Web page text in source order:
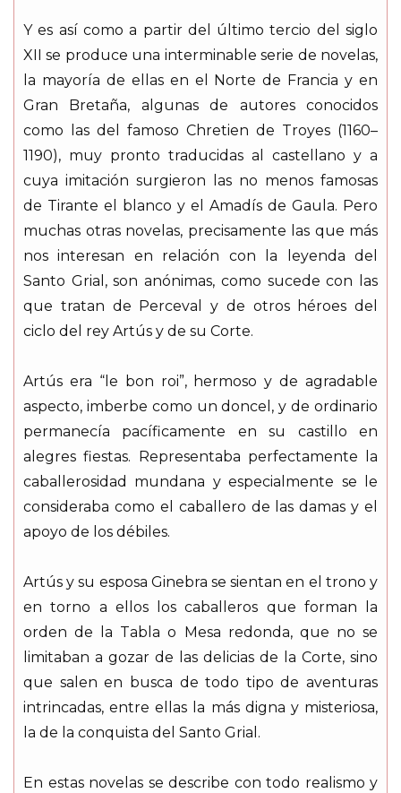
Y es así como a partir del último tercio del siglo
XII se produce una interminable serie de novelas,
la mayoría de ellas en el Norte de Francia y en
Gran Bretaña, algunas de autores conocidos
como las del famoso Chretien de Troyes (1160–
1190), muy pronto traducidas al castellano y a
cuya imitación surgieron las no menos famosas
de Tirante el blanco y el Amadís de Gaula. Pero
muchas otras novelas, precisamente las que más
nos interesan en relación con la leyenda del
Santo Grial, son anónimas, como sucede con las
que tratan de Perceval y de otros héroes del
ciclo del rey Artús y de su Corte.
Artús era “le bon roi”, hermoso y de agradable
aspecto, imberbe como un doncel, y de ordinario
permanecía pacíficamente en su castillo en
alegres fiestas. Representaba perfectamente la
caballerosidad mundana y especialmente se le
consideraba como el caballero de las damas y el
apoyo de los débiles.
Artús y su esposa Ginebra se sientan en el trono y
en torno a ellos los caballeros que forman la
orden de la Tabla o Mesa redonda, que no se
limitaban a gozar de las delicias de la Corte, sino
que salen en busca de todo tipo de aventuras
intrincadas, entre ellas la más digna y misteriosa,
la de la conquista del Santo Grial.
En estas novelas se describe con todo realismo y